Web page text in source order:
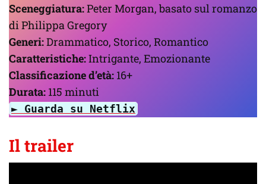
Sceneggiatura:Peter Morgan, basato sul romanzo
di Philippa Gregory
Generi:Drammatico, Storico, Romantico
Caratteristiche:Intrigante, Emozionante
Classificazione d’età: 16+
Durata: 115 minuti
► Guarda su Netflix
Il trailer